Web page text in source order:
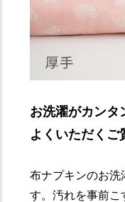
お洗濯がカンタ
よくいただくご
布ナプキンのお
す。汚れを事前こ